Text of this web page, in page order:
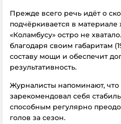
Прежде всего речь идёт о
подчёркивается в материале
«Коламбусу» остро не
благодаря своим габаритам
составу мощи и обеспечит
результативность.
Журналисты напоминают,
зарекомендовал себя
способным регулярно
голов за сезон.